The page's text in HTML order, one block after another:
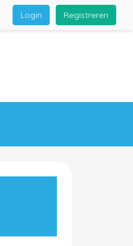
Registreren
Login